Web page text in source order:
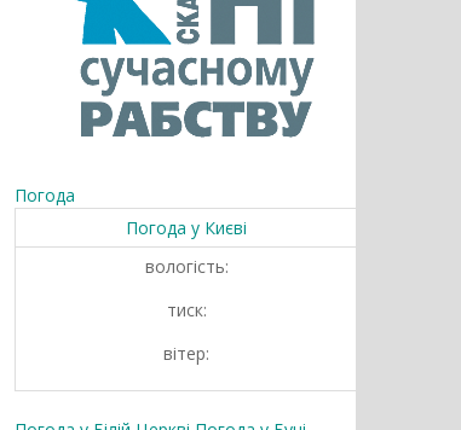
Погода
Погода у Києві
вологість:
тиск:
вітер: